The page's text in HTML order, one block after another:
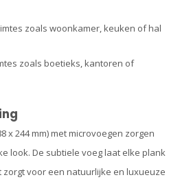
zoals woonkamer, keuken of hal
zoals boetieks, kantoren of
x 244 mm) met microvoegen zorgen
look. De subtiele voeg laat elke plank
voor een natuurlijke en luxueuze